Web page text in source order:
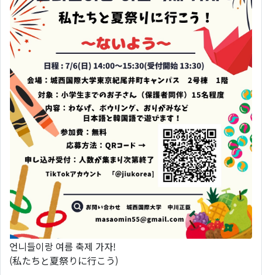
언니들이랑 여름 축제 가자!
(私たちと夏祭りに行こう)